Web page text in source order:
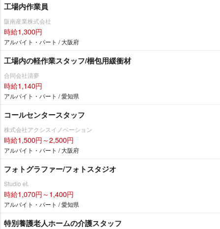
工場内作業員
阪南産業株式会社
時給1,300円
アルバイト・パート / 大阪府
工場内の軽作業スタッフ/梱包用緩衝材
合同会社清夢
時給1,140円
アルバイト・パート / 愛知県
コールセンタースタッフ
株式会社アクシスイノベーション
時給1,500円～2,500円
アルバイト・パート / 大阪府
フォトグラファー/フォトスタジオ
Studio et.
時給1,070円～1,400円
アルバイト・パート / 愛知県
特別養護老人ホームの介護スタッフ